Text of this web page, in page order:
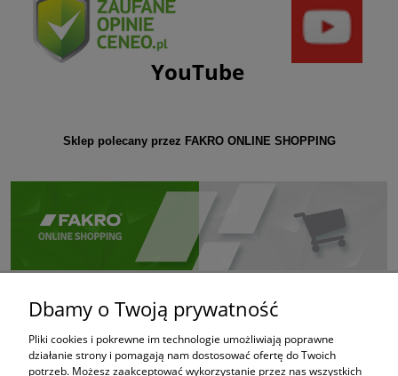
YouTube
Sklep polecany przez FAKRO ONLINE SHOPPING
Dbamy o Twoją prywatność
Pliki cookies i pokrewne im technologie umożliwiają poprawne
działanie strony i pomagają nam dostosować ofertę do Twoich
potrzeb. Możesz zaakceptować wykorzystanie przez nas wszystkich